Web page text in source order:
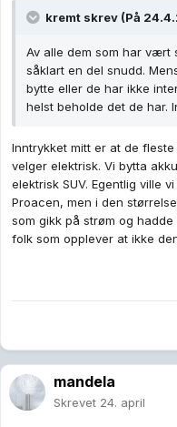
kremt skrev (På
Av alle dem som har vært
såklart en del snudd.
bytte eller de har ikke
helst beholde det de har.
Inntrykket mitt er at de
velger elektrisk. Vi bytta
elektrisk SUV. Egentlig ville
Proacen, men i den
som gikk på strøm og
folk som opplever at ikke
mandela
Skrevet 24. april